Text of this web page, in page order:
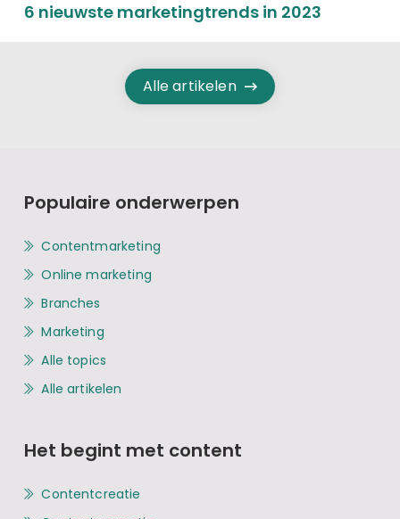
6 nieuwste marketingtrends in 2023
Alle artikelen
Populaire onderwerpen
Contentmarketing
Online marketing
Branches
Marketing
Alle topics
Alle artikelen
Het begint met content
Contentcreatie